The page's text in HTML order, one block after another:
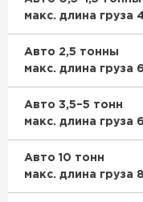
макс. длина груза
Авто 2,5 тонны
макс. длина груза
Авто 3,5–5 тонн
макс. длина груза
Авто 10 тонн
макс. длина груза